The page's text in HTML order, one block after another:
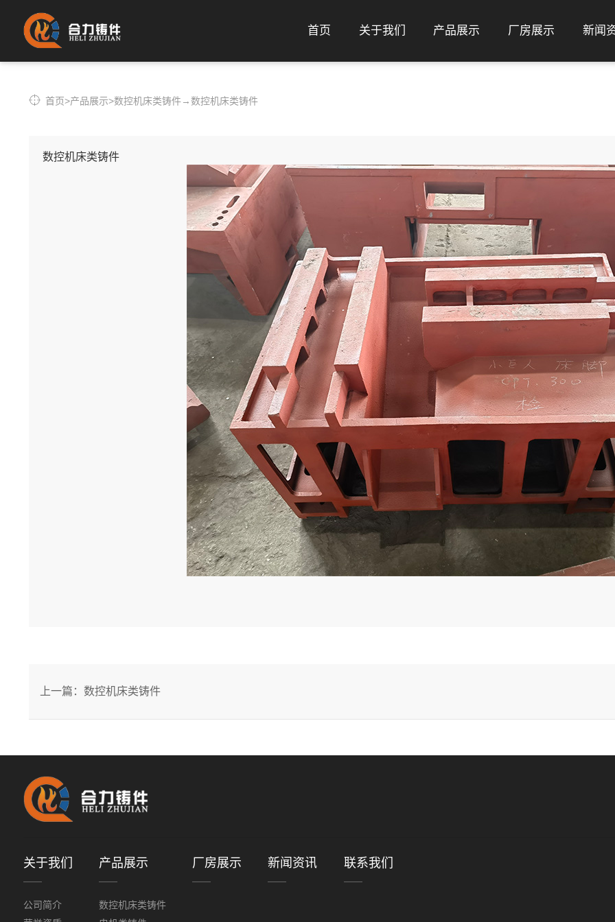
首页 关于我们 产品展示
工程机械类铸件
减速机类铸件
泵阀类铸件
耐磨合金类铸件
配重类铸件
厂房展示 新闻
首页>产品展示>数控机床类铸件→数控机床类铸件
数控机床类铸件
上一篇：数控机床类铸件
关于我们
公司简介
产品展示
数控机床类铸件
厂房展示 新闻资讯 联系我们